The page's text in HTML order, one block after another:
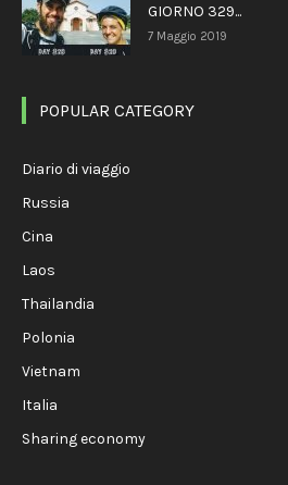
GIORNO 329...
7 Maggio 2019
POPULAR CATEGORY
Diario di viaggio
Russia
Cina
Laos
Thailandia
Polonia
Vietnam
Italia
Sharing economy